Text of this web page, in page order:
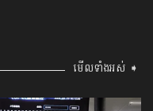
មើលទាំងអស់ ➧